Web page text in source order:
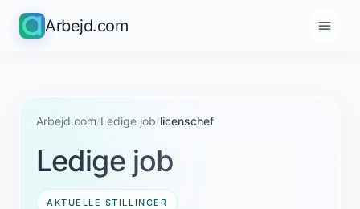
Arbejd.com
Arbejd.com/Ledige job/licenschef
Ledige job
AKTUELLE STILLINGER